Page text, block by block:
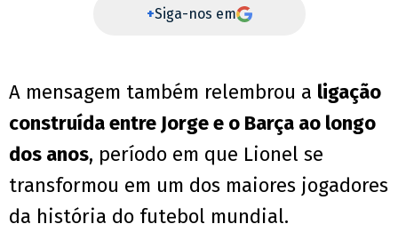
+Siga-nos em
A mensagem também relembrou a ligação
construída entre Jorge e o Barça ao longo
dos anos, período em que Lionel se
transformou em um dos maiores jogadores
da história do futebol mundial.